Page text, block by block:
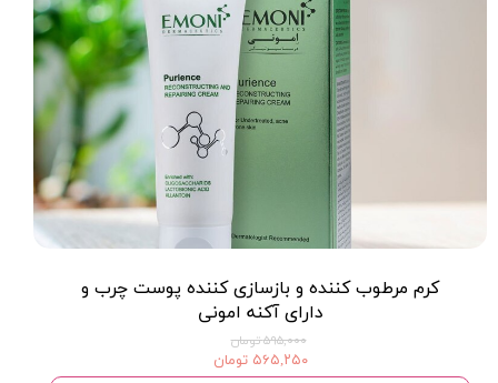
کرم مرطوب کننده و بازسازى کننده پوست چرب و
داراى آکنه امونی
۵۹۵,۰۰۰ تومان
۵۶۵,۲۵۰ تومان